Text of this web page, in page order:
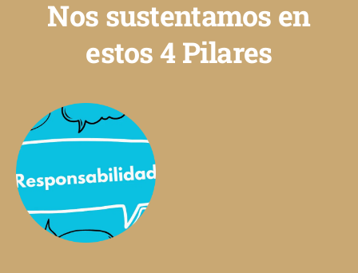
Nos sustentamos en
estos 4 Pilares